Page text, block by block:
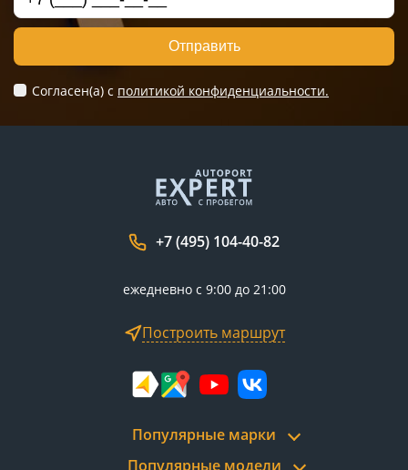
Отправить
Согласен(а) c политикой конфиденциальности.
+7 (495) 104-40-82
ежедневно с 9:00 до 21:00
Построить маршрут
Популярные марки
Популярные модели